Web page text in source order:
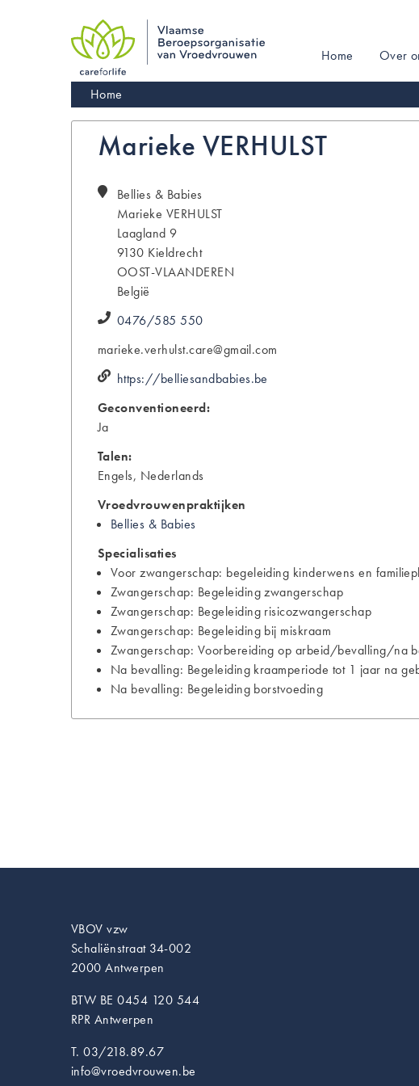
Main
navigation
Home Over
Kruimelpad
Home
Marieke VERHULST
Bellies & Babies
Marieke VERHULST
Laagland 9
9130 Kieldrecht
OOST-VLAANDEREN
België
0476/585 550
marieke.verhulst.care@gmail.com
https://belliesandbabies.be
Geconventioneerd:
Ja
Talen:
Engels, Nederlands
Vroedvrouwenpraktijken
Bellies & Babies
Specialisaties
Voor zwangerschap: begeleiding kinderwens en
Zwangerschap: Begeleiding zwangerschap
Zwangerschap: Begeleiding risicozwangerschap
Zwangerschap: Begeleiding bij miskraam
Zwangerschap: Voorbereiding op arbeid/bevalling/na
Na bevalling: Begeleiding kraamperiode tot 1 jaar na
Na bevalling: Begeleiding borstvoeding
VBOV vzw
Schaliënstraat 34-002
2000 Antwerpen
BTW BE 0454 120 544
RPR Antwerpen
T. 03/218.89.67
info@vroedvrouwen.be